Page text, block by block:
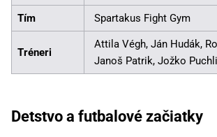
Tím Spartakus Fight Gym
Tréneri
Attila Végh, Ján Hudák,
Janoš Patrik, Jožko Puchli
Detstvo a futbalové začiatky